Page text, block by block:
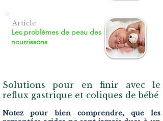
Les problèmes de peau des
nourrissons
Article
Solutions pour en finir avec le
reflux gastrique et coliques de bébé
Notez pour bien comprendre, que les